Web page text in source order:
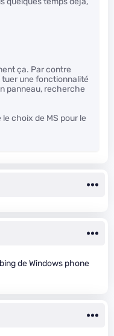
ça. Par contre
une fonctionnalité
panneau, recherche
choix de MS pour le
de Windows phone